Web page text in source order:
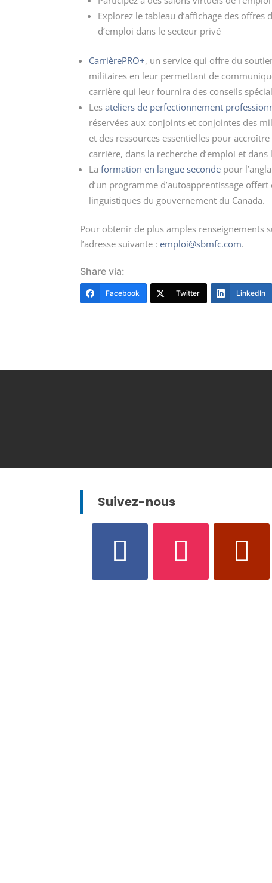
Explorez le tableau d’affichage des
d’emploi dans le secteur privé
CarrièrePRO+, un service qui offre du
militaires en leur permettant de
carrière qui leur fournira des conseils
Lesateliers de perfectionnement
réservées aux conjoints et conjointes des
et des ressources essentielles pour
carrière, dans la recherche d’emploi et
Laformation en langue seconde pour
d’un programme d’autoapprentissage
linguistiques du gouvernement du Canada.
Pour obtenir de plus amples renseignements
l’adresse suivante : emploi@sbmfc.com.
Share via:
Facebook Twitter LinkedIn
Suivez-nous